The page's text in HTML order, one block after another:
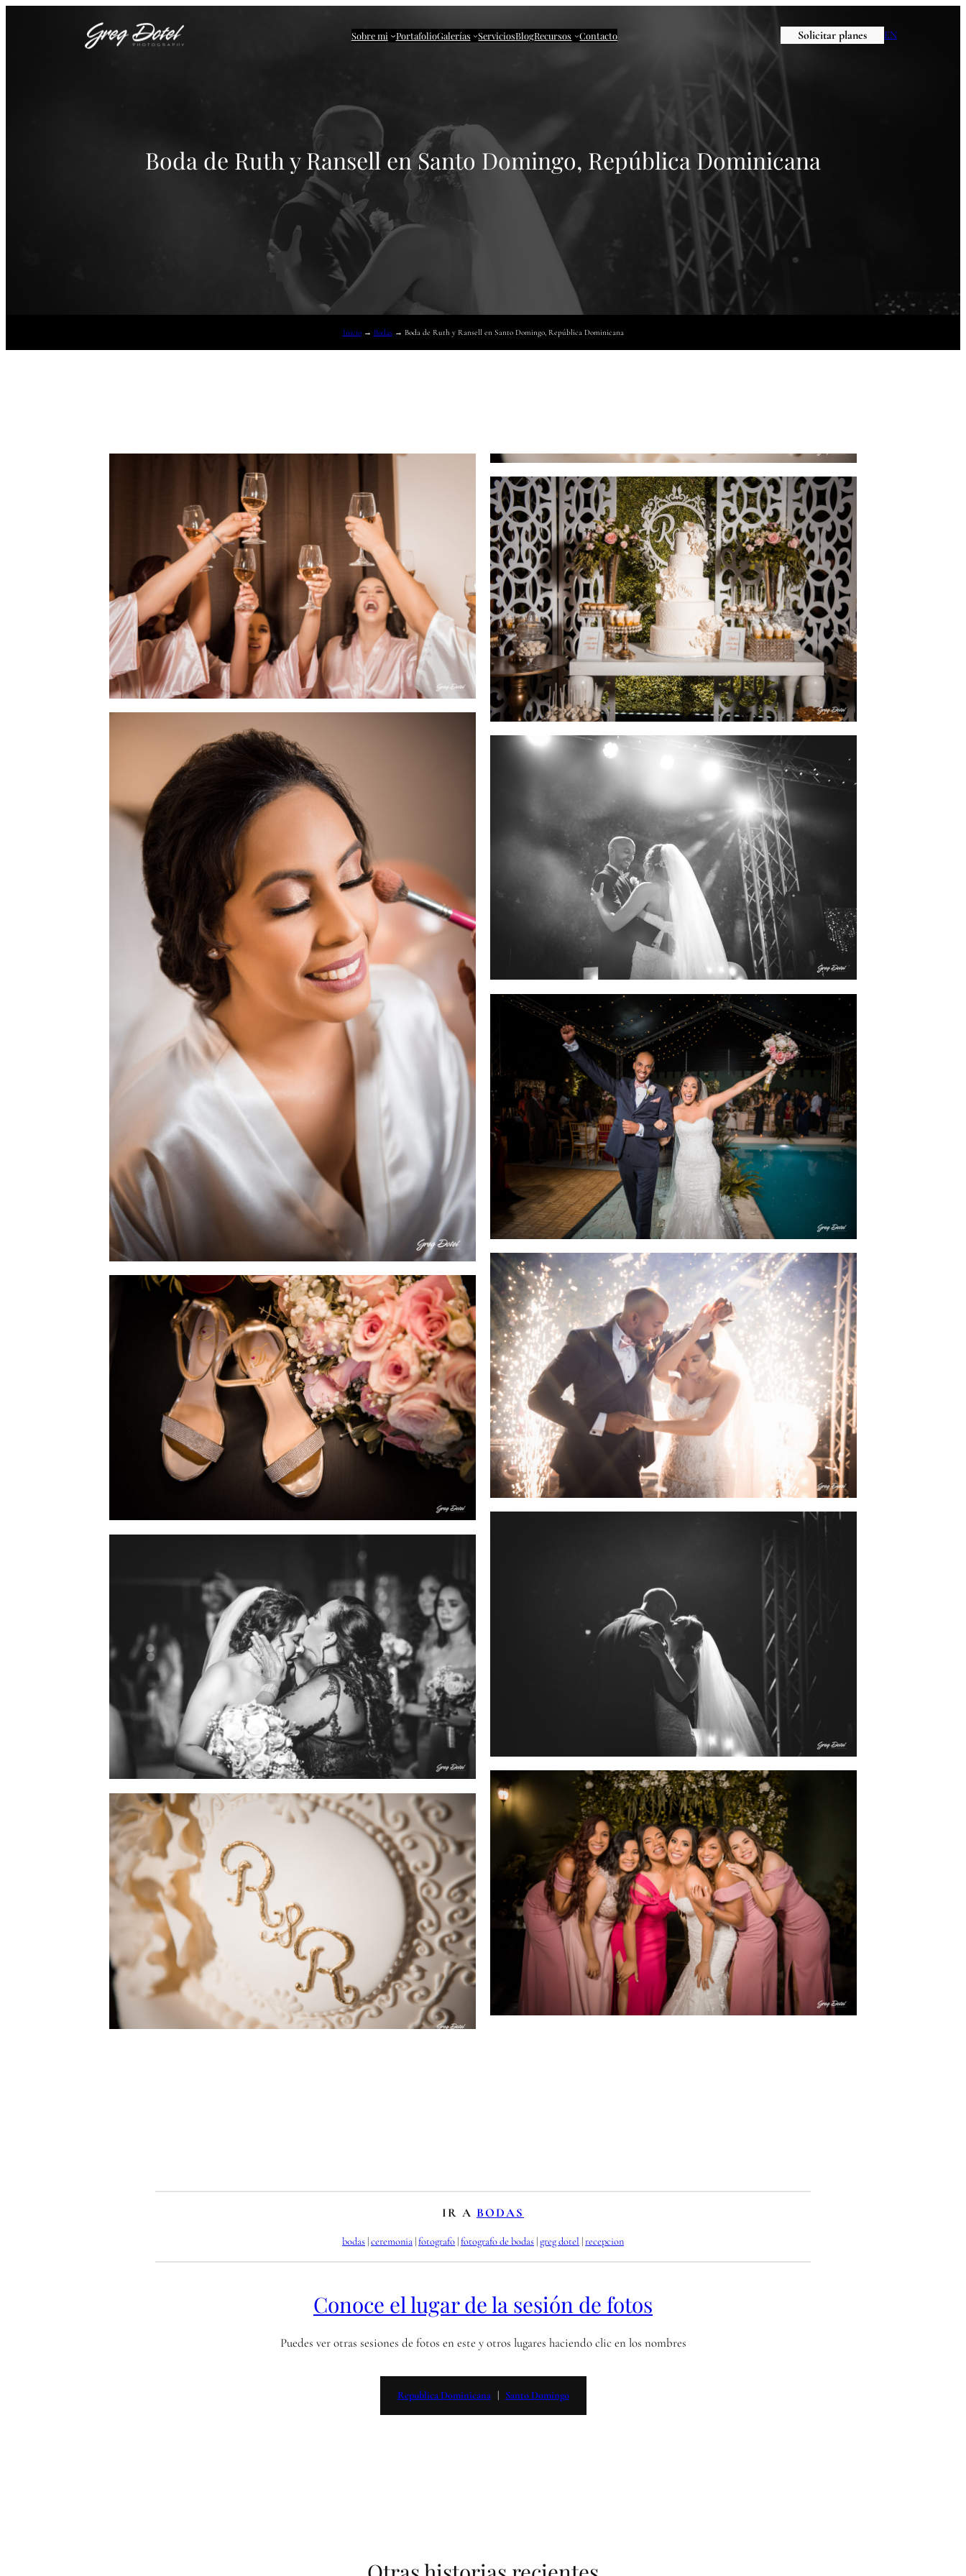
Sobre mi PortafolioGalerías ServiciosBlogRecursos Contacto Solicitar planes EN
Boda de Ruth y Ransell en Santo Domingo, República Dominicana
Inicio→ Bodas→ Boda de Ruth y Ransell en Santo Domingo, República Dominicana
IR A BODAS
bodas | ceremonia | fotografo | fotografo de bodas | greg dotel | recepcion
Conoce el lugar de la sesión de fotos
Puedes ver otras sesiones de fotos en este y otros lugares haciendo clic en los nombres
Republica Dominicana
   |
Santo Domingo